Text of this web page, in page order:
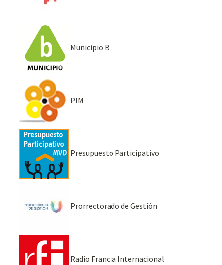
Municipio B
PIM
Presupuesto Participativo
Prorrectorado de Gestión
Radio Francia Internacional